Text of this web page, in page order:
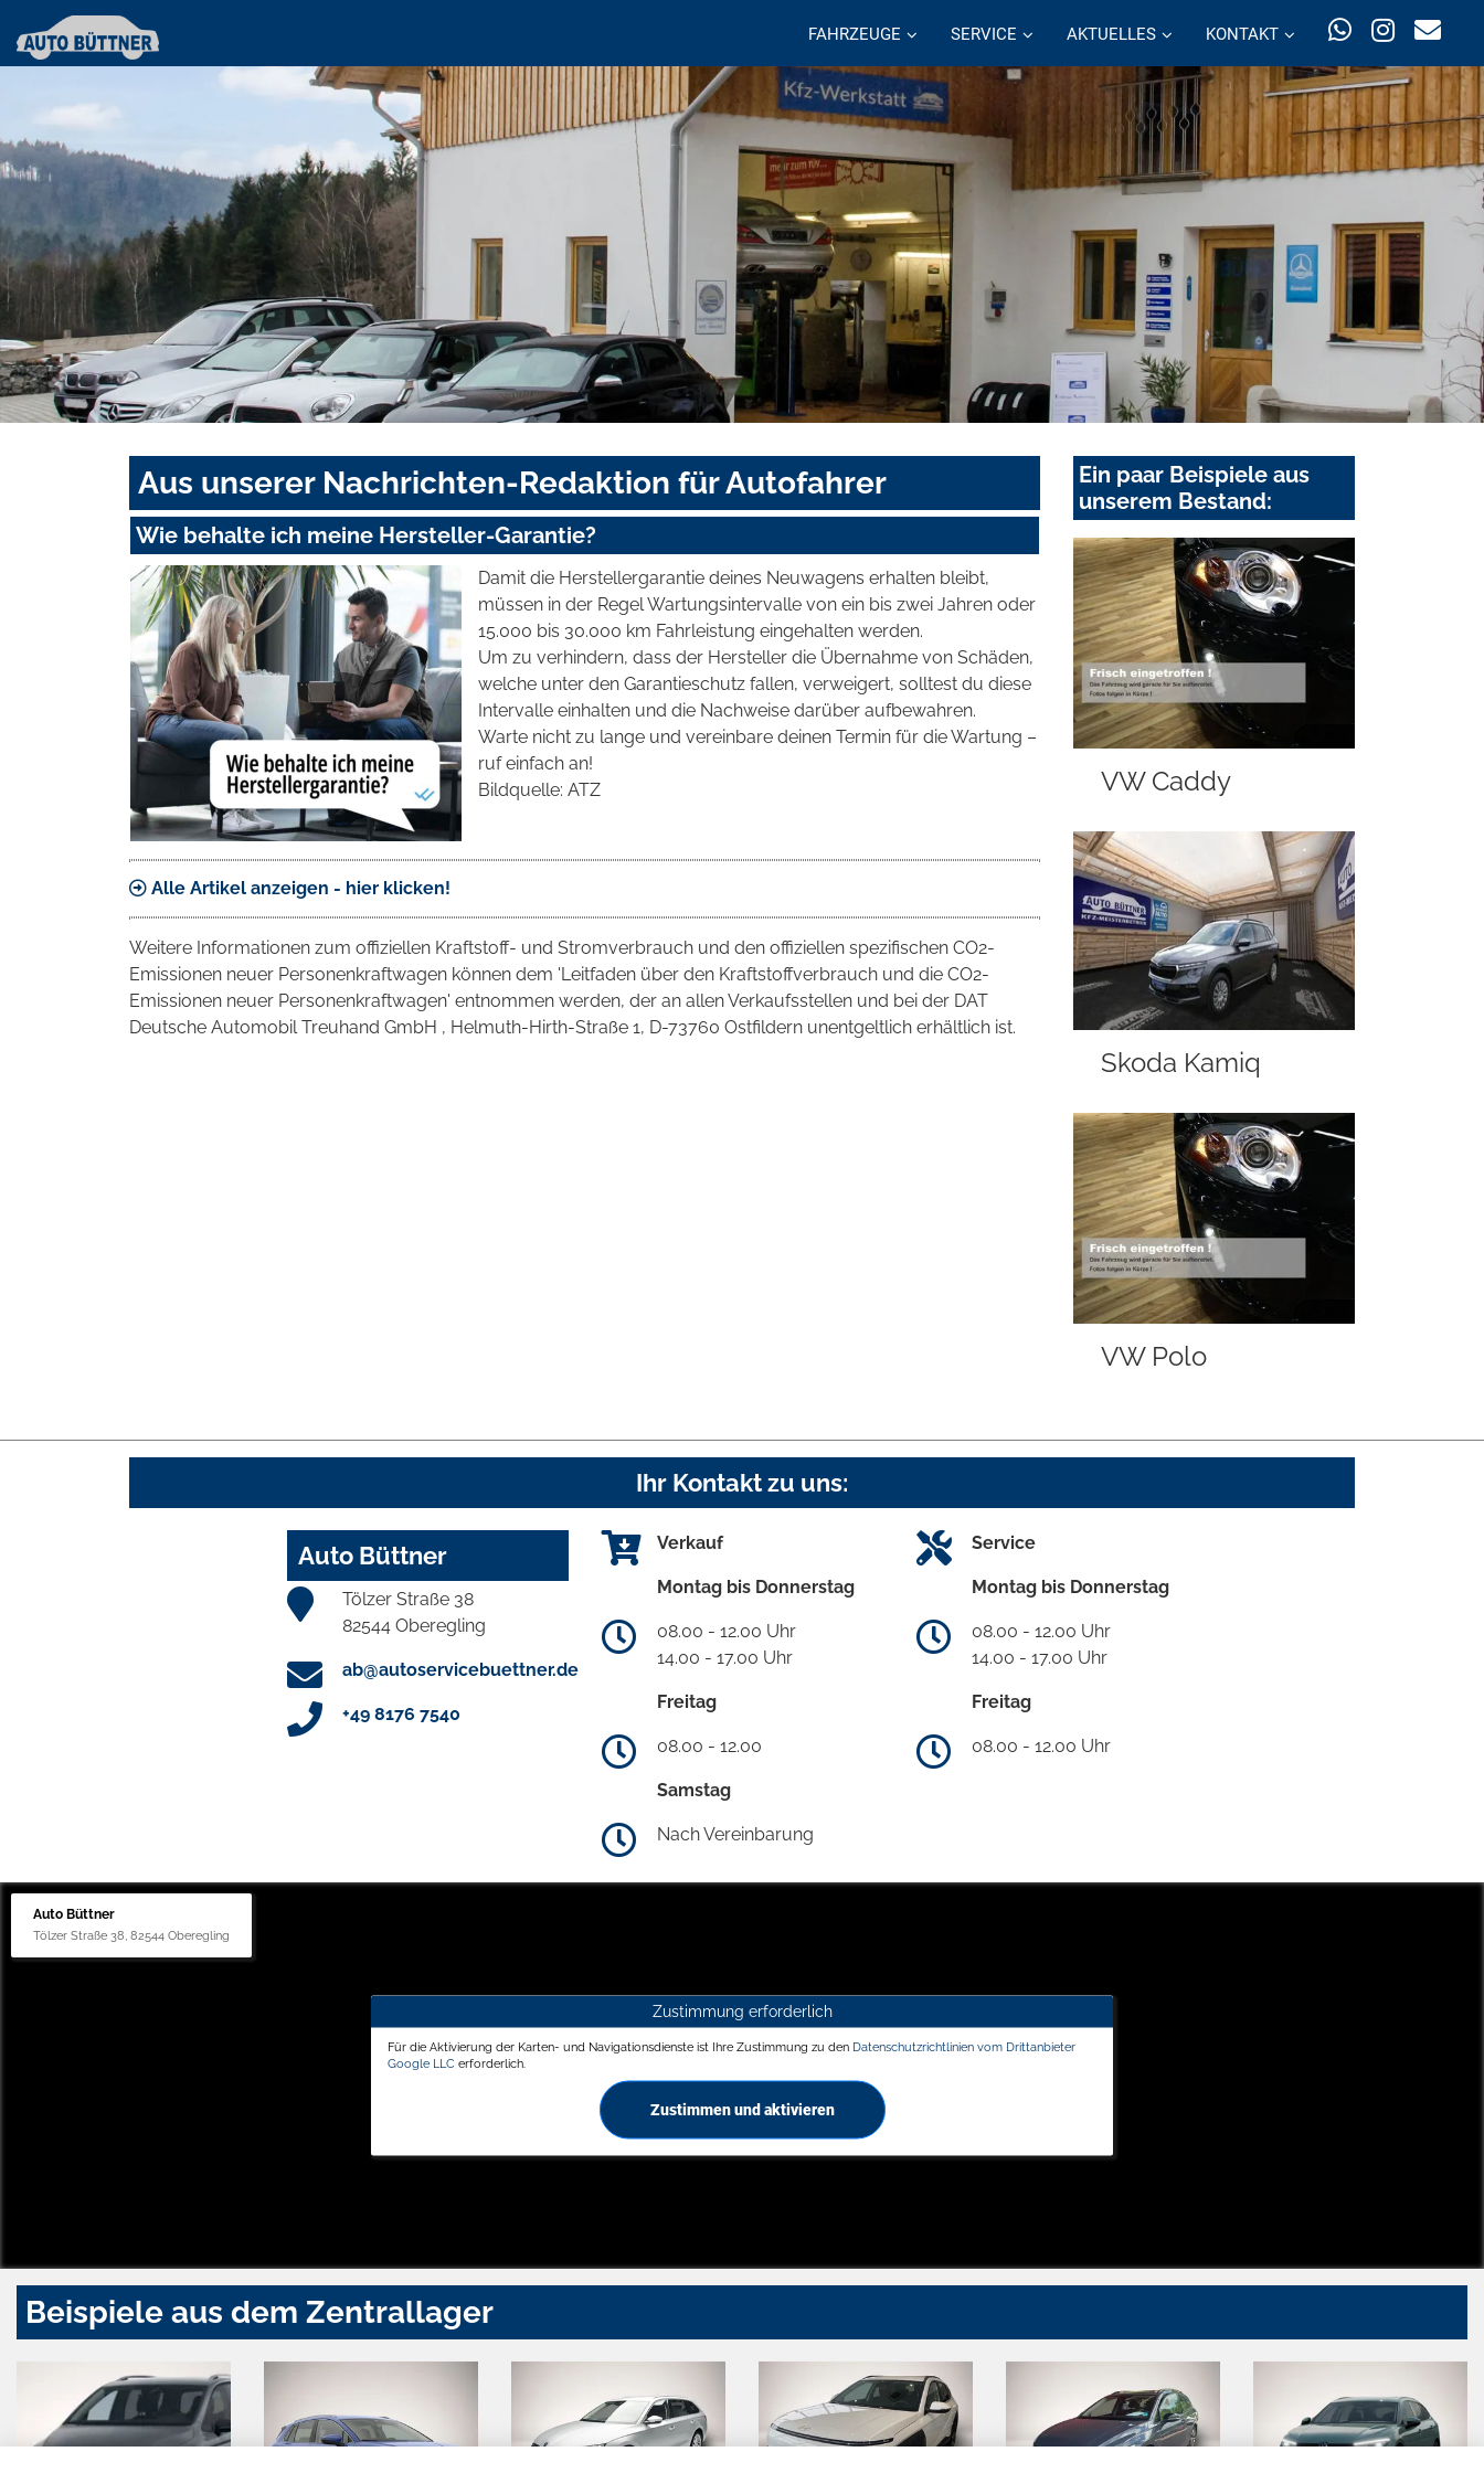
FAHRZEUGE SERVICE AKTUELLES KONTAKT
Aus unserer Nachrichten-Redaktion für Autofahrer
Wie behalte ich meine Hersteller-Garantie?
Damit die Herstellergarantie deines Neuwagens erhalten bleibt,
müssen in der Regel Wartungsintervalle von ein bis zwei Jahren oder
15.000 bis 30.000 km Fahrleistung eingehalten werden.
Um zu verhindern, dass der Hersteller die Übernahme von Schäden,
welche unter den Garantieschutz fallen, verweigert, solltest du diese
Intervalle einhalten und die Nachweise darüber aufbewahren.
Warte nicht zu lange und vereinbare deinen Termin für die Wartung –
ruf einfach an!
Bildquelle: ATZ
Alle Artikel anzeigen - hier klicken!
Weitere Informationen zum offiziellen Kraftstoff- und Stromverbrauch und den offiziellen spezifischen CO2-
Emissionen neuer Personenkraftwagen können dem 'Leitfaden über den Kraftstoffverbrauch und die CO2-
Emissionen neuer Personenkraftwagen' entnommen werden, der an allen Verkaufsstellen und bei der DAT
Deutsche Automobil Treuhand GmbH , Helmuth-Hirth-Straße 1, D-73760 Ostfildern unentgeltlich erhältlich ist.
Ein paar Beispiele aus
unserem Bestand:
VW Caddy
Skoda Kamiq
VW Polo
Ihr Kontakt zu uns:
Auto Büttner
Tölzer Straße 38
82544 Oberegling
ab@autoservicebuettner.de
+49 8176 7540
Verkauf
Montag bis Donnerstag
08.00 - 12.00 Uhr
14.00 - 17.00 Uhr
Freitag
08.00 - 12.00
Samstag
Nach Vereinbarung
Service
Montag bis Donnerstag
08.00 - 12.00 Uhr
14.00 - 17.00 Uhr
Freitag
08.00 - 12.00 Uhr
Auto Büttner
Tölzer Straße 38, 82544 Oberegling
Zustimmung erforderlich
Für die Aktivierung der Karten- und Navigationsdienste ist Ihre Zustimmung zu den Datenschutzrichtlinien vom Drittanbieter
Google LLC erforderlich.
Zustimmen und aktivieren
Beispiele aus dem Zentrallager